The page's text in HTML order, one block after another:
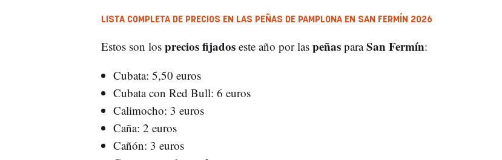
LISTA COMPLETA DE PRECIOS EN LAS PEÑAS DE PAMPLONA EN SAN FERMÍN 2026
Estos son los precios fijadoseste año por las peñasparaSan Fermín:
Cubata: 5,50 euros
Cubata con Red Bull: 6 euros
Calimocho: 3 euros
Caña: 2 euros
Cañón: 3 euros